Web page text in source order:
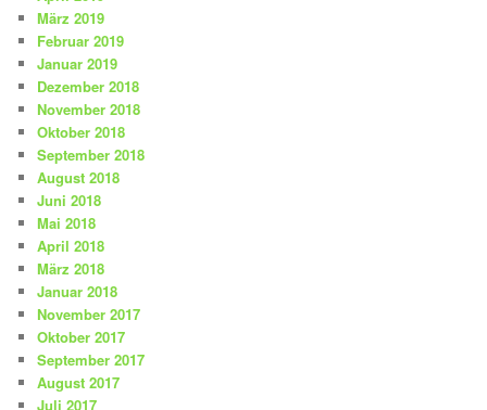
März 2019
Februar 2019
Januar 2019
Dezember 2018
November 2018
Oktober 2018
September 2018
August 2018
Juni 2018
Mai 2018
April 2018
März 2018
Januar 2018
November 2017
Oktober 2017
September 2017
August 2017
Juli 2017